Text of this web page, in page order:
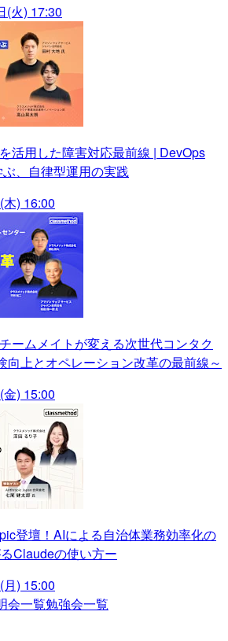
(火) 17:30
活用した障害対応最前線 | DevOps
、自律型運用の実践
) 16:00
ームメイトが変える次世代コンタク
向上とオペレーション改革の最前線～
) 15:00
登壇！AIによる自治体業務効率化の
Claudeの使い方ー
) 15:00
会一覧勉強会一覧